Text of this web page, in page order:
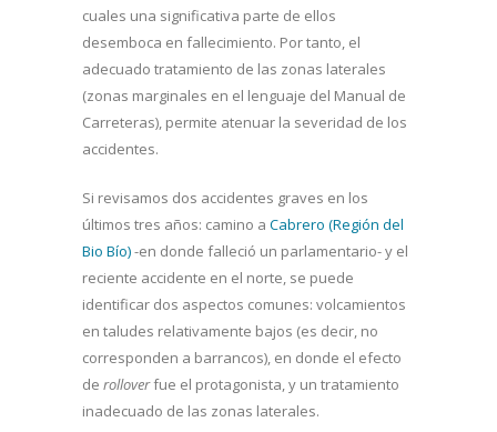
cuales una significativa parte de ellos
desemboca en fallecimiento. Por tanto, el
adecuado tratamiento de las zonas laterales
(zonas marginales en el lenguaje del Manual de
Carreteras), permite atenuar la severidad de los
accidentes.
Si revisamos dos accidentes graves en los
últimos tres años: camino a Cabrero (Región del
Bio Bío)-en donde falleció un parlamentario- y el
reciente accidente en el norte, se puede
identificar dos aspectos comunes: volcamientos
en taludes relativamente bajos (es decir, no
corresponden a barrancos), en donde el efecto
de rolloverfue el protagonista, y un tratamiento
inadecuado de las zonas laterales.